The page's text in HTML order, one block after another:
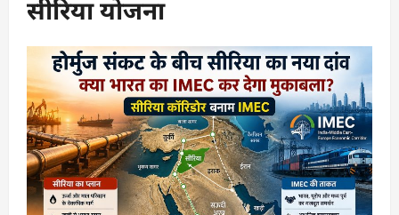
सीरिया योजना